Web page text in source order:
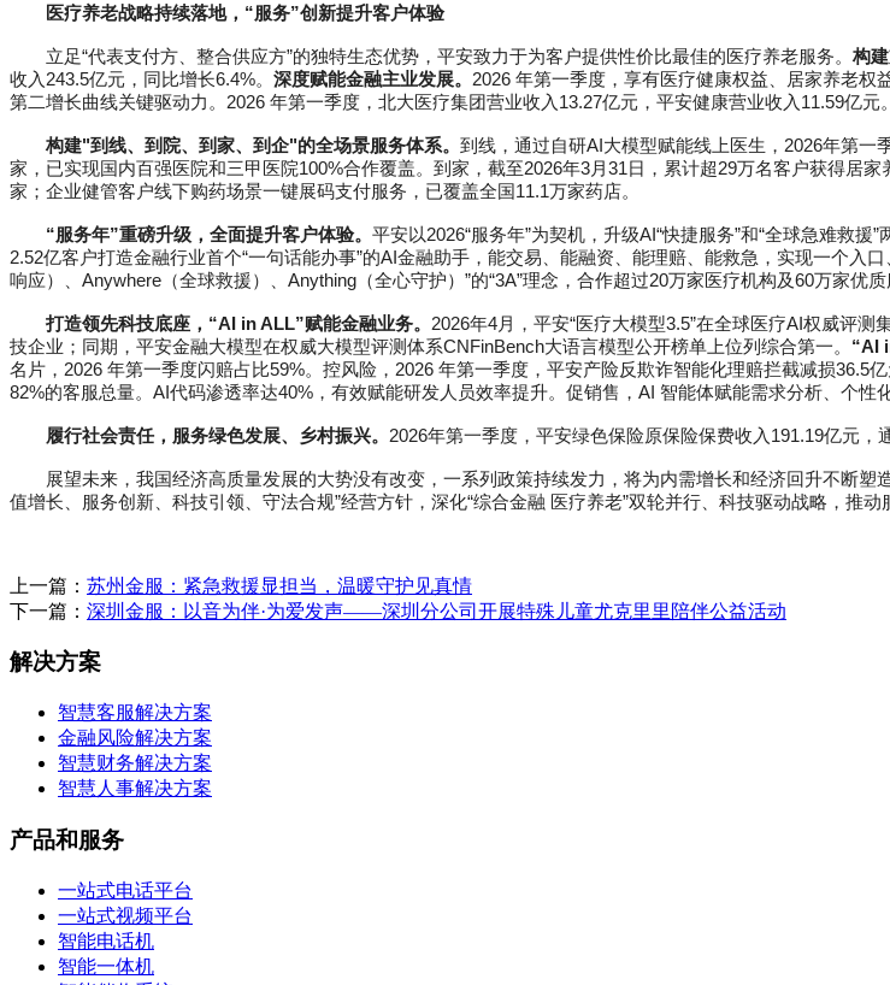
医疗养老战略持续落地，“服务”创新提升客户体验
立足“代表支付方、整合供应方”的独特生态优势，平安致力于为客户提供性价比最佳的医疗养老服务。 构
收入243.5亿元，同比增长6.4%。 深度赋能金融主业发展。 2026 年第一季度，享有医疗健康权益、居家养老
第二增长曲线关键驱动力。2026 年第一季度，北大医疗集团营业收入13.27亿元，平安健康营业收入11.59亿元。
构建"到线、到院、到家、到企"的全场景服务体系。 到线，通过自研AI大模型赋能线上医生，2026年第一
家，已实现国内百强医院和三甲医院100%合作覆盖。到家，截至2026年3月31日，累计超29万名客户获得居
家；企业健管客户线下购药场景一键展码支付服务，已覆盖全国11.1万家药店。
“服务年”重磅升级，全面提升客户体验。 平安以2026“服务年”为契机，升级AI“快捷服务”和“全球急难救
2.52亿客户打造金融行业首个“一句话能办事”的AI金融助手，能交易、能融资、能理赔、能救急，实现一个入
响应）、Anywhere（全球救援）、Anything（全心守护）”的“3A”理念，合作超过20万家医疗机构及60万家优
打造领先科技底座，“AI in ALL”赋能金融业务。 2026年4月，平安“医疗大模型3.5”在全球医疗AI权威评
技企业；同期，平安金融大模型在权威大模型评测体系CNFinBench大语言模型公开榜单上位列综合第一。 “AI
名片，2026 年第一季度闪赔占比59%。控风险，2026 年第一季度，平安产险反欺诈智能化理赔拦截减损
82%的客服总量。AI代码渗透率达40%，有效赋能研发人员效率提升。促销售，AI 智能体赋能需求分析、个性
履行社会责任，服务绿色发展、乡村振兴。 2026年第一季度，平安绿色保险原保险保费收入191.19亿元，
展望未来，我国经济高质量发展的大势没有改变，一系列政策持续发力，将为内需增长和经济回升不断
值增长、服务创新、科技引领、守法合规”经营方针，深化“综合金融 医疗养老”双轮并行、科技驱动战略，推
上一篇： 苏州金服：紧急救援显担当，温暖守护见真情
下一篇： 深圳金服：以音为伴·为爱发声——深圳分公司开展特殊儿童尤克里里陪伴公益活动
解决方案
智慧客服解决方案
金融风险解决方案
智慧财务解决方案
智慧人事解决方案
产品和服务
一站式电话平台
一站式视频平台
智能电话机
智能一体机